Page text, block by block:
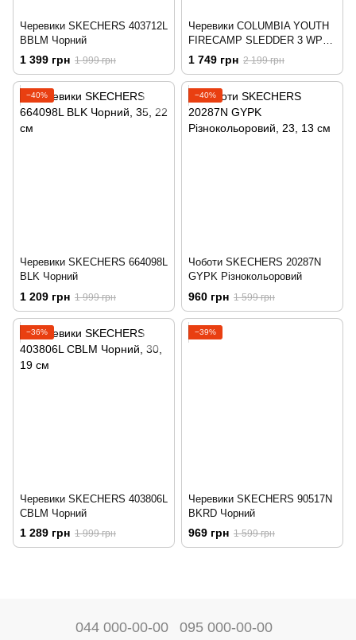
Черевики SKECHERS 403712L
BBLM Чорний
1 399 грн 1 999 грн
Черевики COLUMBIA YOUTH
FIRECAMP SLEDDER 3 WP
1862901-089 Темно-сірий
1 749 грн 2 199 грн
−40%
Черевики SKECHERS 664098L
BLK Чорний
1 209 грн 1 999 грн
−40%
Чоботи SKECHERS 20287N
GYPK Різнокольоровий
960 грн 1 599 грн
−36%
Черевики SKECHERS 403806L
CBLM Чорний
1 289 грн 1 999 грн
−39%
Черевики SKECHERS 90517N
BKRD Чорний
969 грн 1 599 грн
044 000-00-00 095 000-00-00